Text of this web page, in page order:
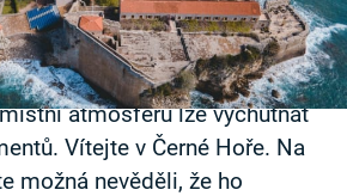
tyčí majestátní pohoří s
Na člověka tu dýchá
nejlepší – turistů je tu stále
atmosféru lze vychutnat
Vítejte v Černé Hoře. Na
možná nevěděli, že ho